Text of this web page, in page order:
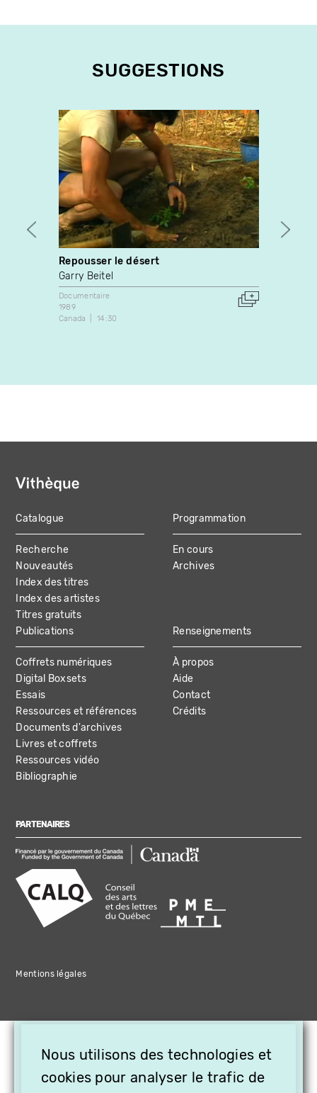
SUGGESTIONS
Repousser le désert
Garry Beitel
Documentaire
1989
Canada
14:30
MAIN
NAVIGATION
Catalogue
Recherche
Nouveautés
Index des titres
Index des artistes
Titres gratuits
Programmation
En cours
Archives
Publications
Coffrets numériques
Digital Boxsets
Essais
Ressources et références
Documents d'archives
Livres et coffrets
Ressources vidéo
Bibliographie
Renseignements
À propos
Aide
Contact
Crédits
PARTENAIRES
Mentions légales
Nous utilisons des technologies et
cookies pour analyser le trafic de
OFFREZ LA VIDÉO EN
CADEAU, ABONNEZ VOS